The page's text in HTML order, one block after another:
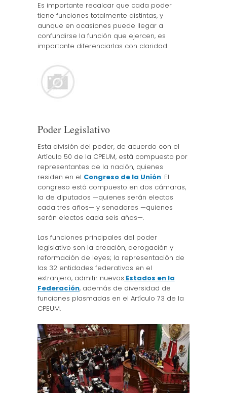
Es importante recalcar que cada poder
tiene funciones totalmente distintas, y
aunque en ocasiones puede llegar a
confundirse la función que ejercen, es
importante diferenciarlas con claridad.
Poder Legislativo
Esta división del poder, de acuerdo con el
Artículo 50 de la CPEUM, está compuesto por
representantes de la nación, quienes
residen en el Congreso de la Unión. El
congreso está compuesto en dos cámaras,
la de diputados —quienes serán electos
cada tres años— y senadores —quienes
serán electos cada seis años—.
Las funciones principales del poder
legislativo son la creación, derogación y
reformación de leyes; la representación de
las 32 entidades federativas en el
extranjero, admitir nuevos Estados en la
Federación, además de diversidad de
funciones plasmadas en el Artículo 73 de la
CPEUM.